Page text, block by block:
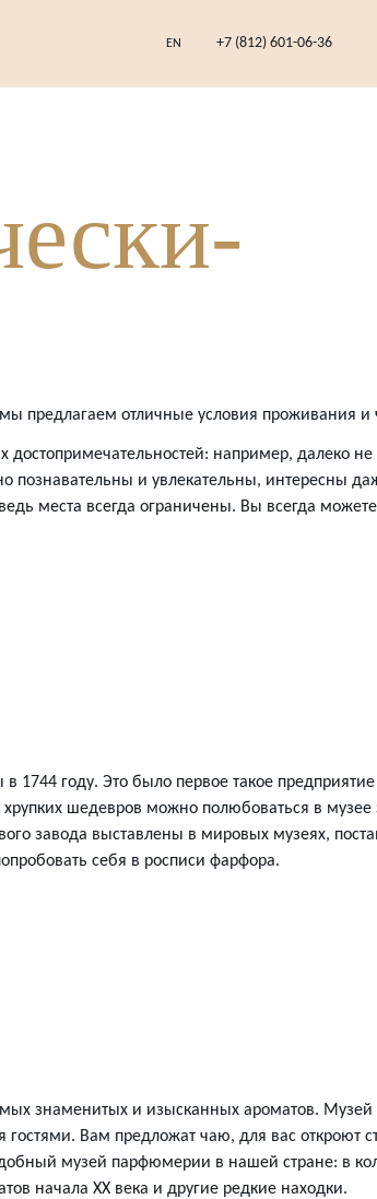
EN +7 (812) 601-06-36
предлагаем отличные условия проживания и
например, далеко не
познавательны и увлекательны, интересны
места всегда ограничены. Вы всегда можете
году. Это было первое такое предприятие
шедевров можно полюбоваться в
завода выставлены в мировых музеях,
себя в росписи фарфора.
знаменитых и изысканных ароматов. Музей
Вам предложат чаю, для вас откроют
музей парфюмерии в нашей стране: в
начала XX века и другие редкие находки.